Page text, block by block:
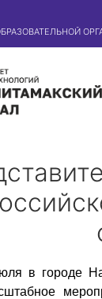
в городе